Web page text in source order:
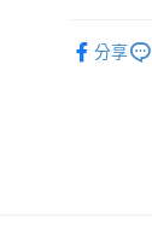
每筆分享